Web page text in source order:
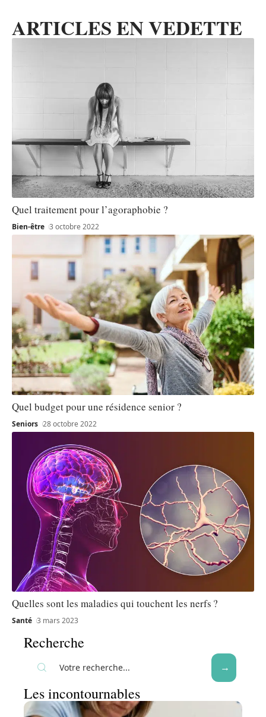
ARTICLES EN VEDETTE
Quel traitement pour l’agoraphobie ?
Bien-être 3 octobre 2022
Quel budget pour une résidence senior ?
Seniors 28 octobre 2022
Quelles sont les maladies qui touchent les nerfs ?
Santé 3 mars 2023
Recherche
Les incontournables